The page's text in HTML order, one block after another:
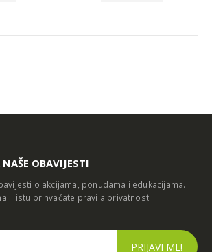
OBAVIJESTI
o akcijama, ponudama i edukacijama.
listu prihvaćate pravila privatnosti.